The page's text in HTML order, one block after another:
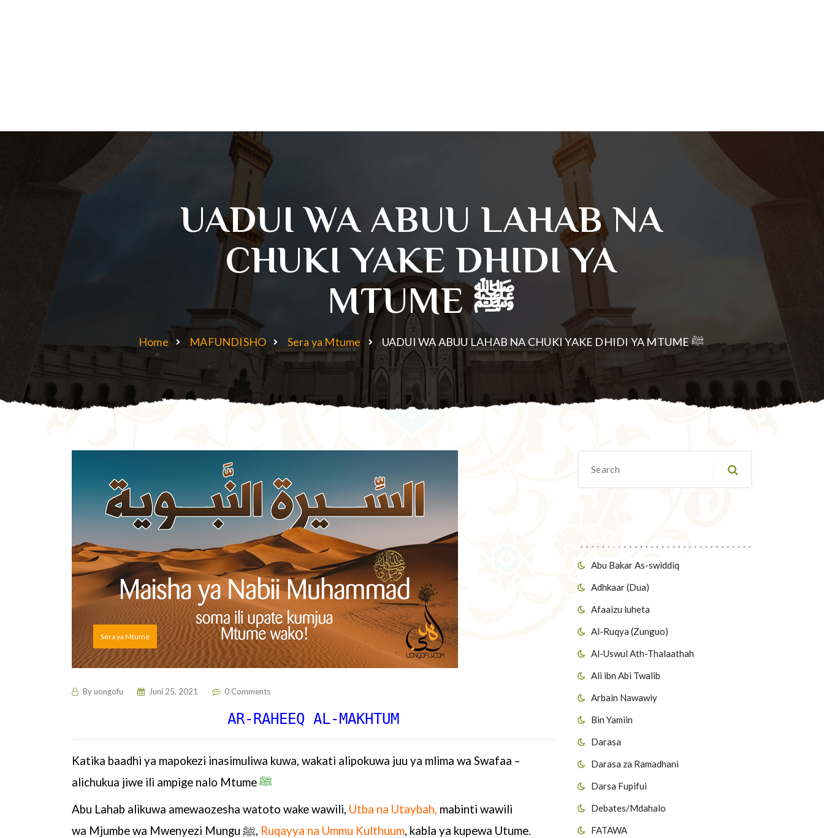
UADUI WA ABUU LAHAB NA
CHUKI YAKE DHIDI YA
MTUME ﷺ
Home MAFUNDISHO Sera ya Mtume UADUI WA ABUU LAHAB NA CHUKI YAKE DHIDI YA MTUME ﷺ
Abu Bakar As-swiddiq
Adhkaar (Dua)
Afaaizu luheta
Al-Ruqya (Zunguo)
Al-Uswul Ath-Thalaathah
Ali ibn Abi Twalib
Arbain Nawawiy
Bin Yamiin
Darasa
Darasa za Ramadhani
Darsa Fupifui
Debates/Mdahalo
FATAWA
Sera ya Mtume
Byuongofu Juni 25, 2021 0 Comments
AR-RAHEEQ AL-MAKHTUM
Katika baadhi ya mapokezi inasimuliwa kuwa, wakati alipokuwa juu ya mlima wa Swafaa –
alichukua jiwe ili ampige nalo Mtumeﷺ
Abu Lahab alikuwa amewaozesha watoto wake wawili, Utba na Utaybah, mabinti wawili
wa Mjumbe wa Mwenyezi Mungu ﷺ, Ruqayya na Ummu Kulthuum, kabla ya kupewa Utume.